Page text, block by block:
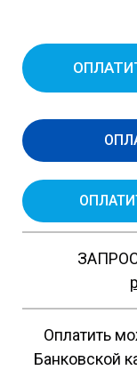
Оплатить
Банковской